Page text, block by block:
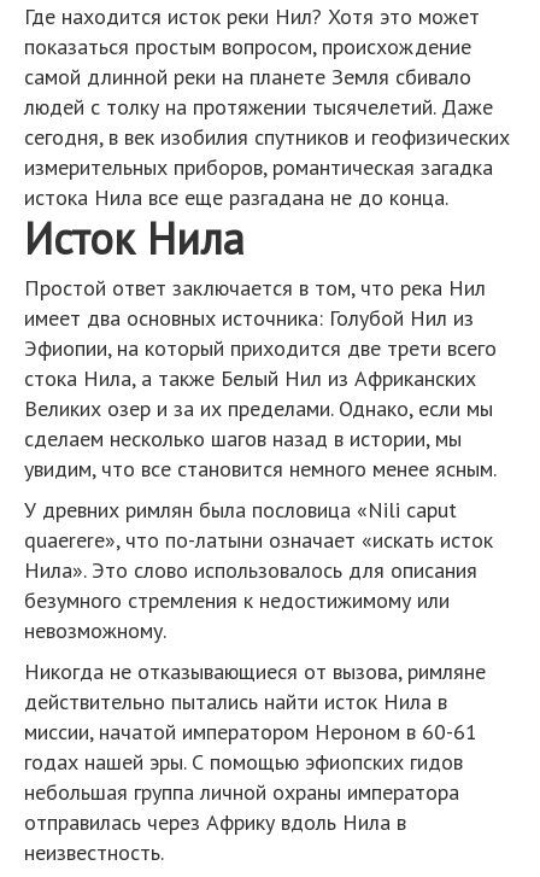
Где находится исток реки Нил? Хотя это может
показаться простым вопросом, происхождение
самой длинной реки на планете Земля сбивало
людей с толку на протяжении тысячелетий. Даже
сегодня, в век изобилия спутников и геофизических
измерительных приборов, романтическая загадка
истока Нила все еще разгадана не до конца.
Исток Нила
Простой ответ заключается в том, что река Нил
имеет два основных источника: Голубой Нил из
Эфиопии, на который приходится две трети всего
стока Нила, а также Белый Нил из Африканских
Великих озер и за их пределами. Однако, если мы
сделаем несколько шагов назад в истории, мы
увидим, что все становится немного менее ясным.
У древних римлян была пословица «Nili caput
quaerere», что по-латыни означает «искать исток
Нила». Это слово использовалось для описания
безумного стремления к недостижимому или
невозможному.
Никогда не отказывающиеся от вызова, римляне
действительно пытались найти исток Нила в
миссии, начатой императором Нероном в 60-61
годах нашей эры. С помощью эфиопских гидов
небольшая группа личной охраны императора
отправилась через Африку вдоль Нила в
неизвестность.